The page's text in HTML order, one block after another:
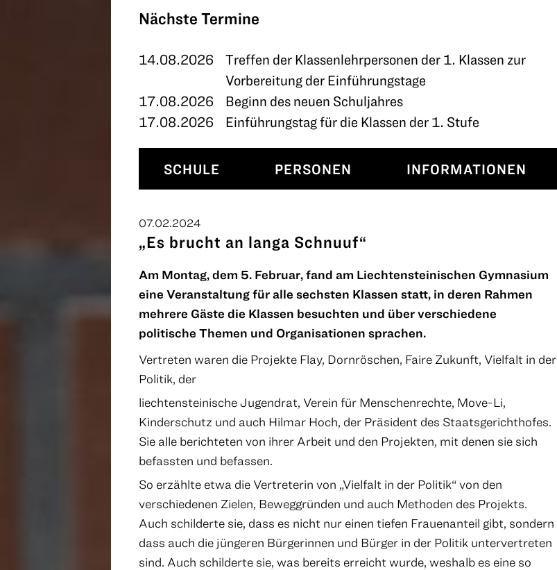
Nächste Termine
14.08.2026
Treffen der Klassenlehrpersonen der 1. Klassen zur
Vorbereitung der Einführungstage
17.08.2026
Beginn des neuen Schuljahres
17.08.2026
Einführungstag für die Klassen der 1. Stufe
SCHULE PERSONEN INFORMATIONEN
07.02.2024
„Es brucht an langa Schnuuf“
Am Montag, dem 5. Februar, fand am Liechtensteinischen Gymnasium
eine Veranstaltung für alle sechsten Klassen statt, in deren Rahmen
mehrere Gäste die Klassen besuchten und über verschiedene
politische Themen und Organisationen sprachen.
Vertreten waren die Projekte Flay, Dornröschen, Faire Zukunft, Vielfalt in der
Politik, der
liechtensteinische Jugendrat, Verein für Menschenrechte, Move-Li,
Kinderschutz und auch Hilmar Hoch, der Präsident des Staatsgerichthofes.
Sie alle berichteten von ihrer Arbeit und den Projekten, mit denen sie sich
befassten und befassen.
So erzählte etwa die Vertreterin von „Vielfalt in der Politik“ von den
verschiedenen Zielen, Beweggründen und auch Methoden des Projekts.
Auch schilderte sie, dass es nicht nur einen tiefen Frauenanteil gibt, sondern
dass auch die jüngeren Bürgerinnen und Bürger in der Politik untervertreten
sind. Auch schilderte sie, was bereits erreicht wurde, weshalb es eine so